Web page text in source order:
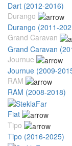
Dart (2012-2016)
Durango
Durango (2011-
Grand Caravan
Grand Caravan
Journue
Journue (2009-
RAM
RAM (2008-2018)
Fiat
Tipo
Tipo (2016-2025)